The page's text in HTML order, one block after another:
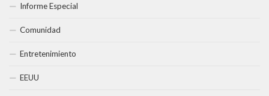
Informe Especial
Comunidad
Entretenimiento
EEUU